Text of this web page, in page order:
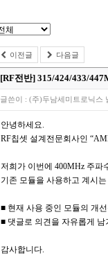
이전글 다음글
[RF전반] 315/424/433/
글쓴이 : (주)두남세미트로닉스
안녕하세요.
RF칩셋 설계전문회사인
저희가 이번에 400MHz 주파
기존 모듈을 사용하고 계시
■ 현재 사용 중인 모듈의 개
■ 댓글로 의견을 자유롭게
감사합니다.